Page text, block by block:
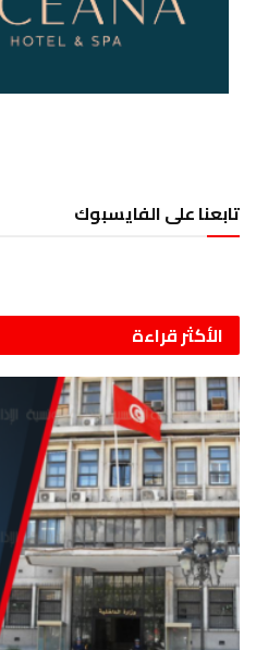
تابعنا على الفايسبوك
الأكثر قراءة